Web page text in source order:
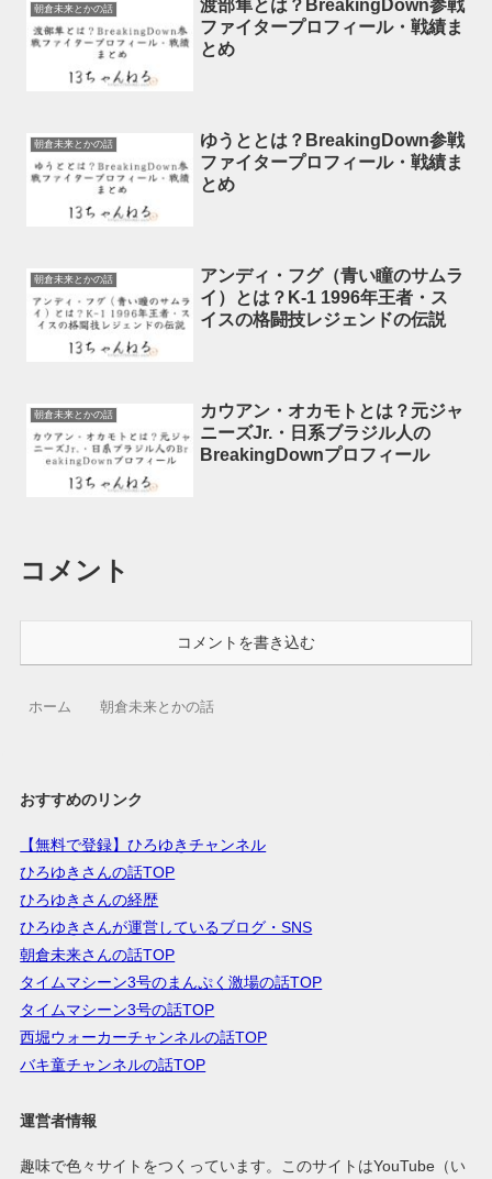
朝倉未来とかの話
渡部隼とは？BreakingDown参戦
ファイタープロフィール・戦績ま
とめ
朝倉未来とかの話
ゆうととは？BreakingDown参戦
ファイタープロフィール・戦績ま
とめ
朝倉未来とかの話
アンディ・フグ（青い瞳のサムラ
イ）とは？K-1 1996年王者・ス
イスの格闘技レジェンドの伝説
朝倉未来とかの話
カウアン・オカモトとは？元ジャ
ニーズJr.・日系ブラジル人の
BreakingDownプロフィール
コメント
コメントを書き込む
ホーム 朝倉未来とかの話
おすすめのリンク
【無料で登録】ひろゆきチャンネル
ひろゆきさんの話TOP
ひろゆきさんの経歴
ひろゆきさんが運営しているブログ・SNS
朝倉未来さんの話TOP
タイムマシーン3号のまんぷく激場の話TOP
タイムマシーン3号の話TOP
西堀ウォーカーチャンネルの話TOP
バキ童チャンネルの話TOP
運営者情報
趣味で色々サイトをつくっています。このサイトはYouTube（い